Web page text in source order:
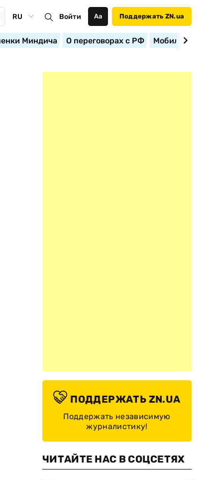
RU Войти Аа Поддержать ZN.ua
Миндича О переговорах с РФ
ПОДДЕРЖАТЬ ZN.UA
Поддержать независимую
журналистику!
ЧИТАЙТЕ НАС В СОЦСЕТЯХ